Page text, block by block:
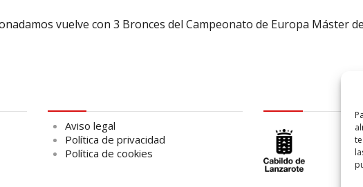
vuelve con 3 Bronces del Campeonato de Europa Máster
Aviso legal
Política de privacidad
Política de cookies